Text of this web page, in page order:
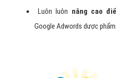
Luôn luôn nâng cao
Google Adwords dược phẩm.